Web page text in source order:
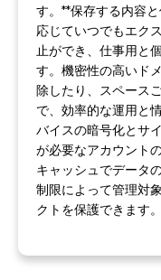
す。**保存する内容
応じていつでもエク
止ができ、仕事用と
す。機密性の高いド
除したり、スペース
で、効率的な運用と
バイスの暗号化とサ
が必要なアカウント
キャッシュでデータ
制限によって管理対
クトを保護できます。